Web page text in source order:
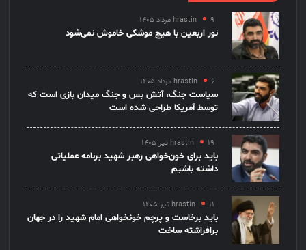
hrastin ۹ مرداد ۱۴۰۵
نور اربعین با هیچ موشکی خاموش نمی‌شود
hrastin ۶ مرداد ۱۴۰۵
سیاست جنگ، آتش بس و جنگ میدان بازی است که
توسط آمریکا طراحی شده است
hrastin ۱۹ تیر ۱۴۰۵
باید برای خون‌خواهی رهبر شهید برنامه عملیاتی
داشته باشیم
hrastin ۱۱ تیر ۱۴۰۵
باید برخاست و پرچم خونخواهی امام شهید را در جهان
برافراشته ساخت